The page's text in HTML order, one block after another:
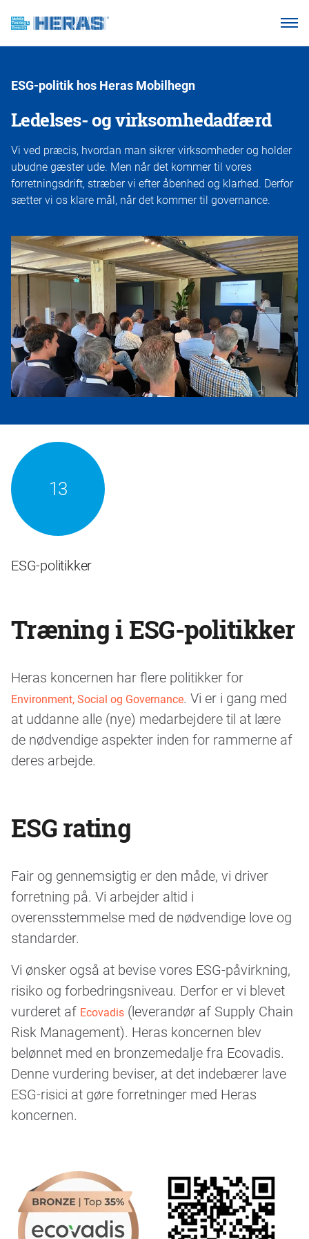
Produkter
Vidensbase
Om os
Ring 7011 1207
ESG-politik hos Heras Mobilhegn
Ledelses- og virksomhedadfærd
Vi ved præcis, hvordan man sikrer virksomheder og holder
ubudne gæster ude. Men når det kommer til vores
forretningsdrift, stræber vi efter åbenhed og klarhed. Derfor
sætter vi os klare mål, når det kommer til governance.
13
ESG-politikker
Træning i ESG-politikker
Heras koncernen har flere politikker for
Environment, Social og Governance. Vi er i gang med
at uddanne alle (nye) medarbejdere til at lære
de nødvendige aspekter inden for rammerne af
deres arbejde.
ESG rating
Fair og gennemsigtig er den måde, vi driver
forretning på. Vi arbejder altid i
overensstemmelse med de nødvendige love og
standarder.
Vi ønsker også at bevise vores ESG-påvirkning,
risiko og forbedringsniveau. Derfor er vi blevet
vurderet af Ecovadis (leverandør af Supply Chain
Risk Management). Heras koncernen blev
belønnet med en bronzemedalje fra Ecovadis.
Denne vurdering beviser, at det indebærer lave
ESG-risici at gøre forretninger med Heras
koncernen.